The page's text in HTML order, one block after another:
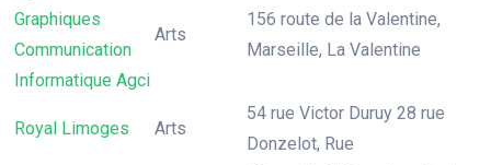
Graphiques
Communication
Informatique Agci
Arts
156 route de la Valentine,
Marseille, La Valentine
Royal Limoges Arts
54 rue Victor Duruy 28 rue
Donzelot, Rue